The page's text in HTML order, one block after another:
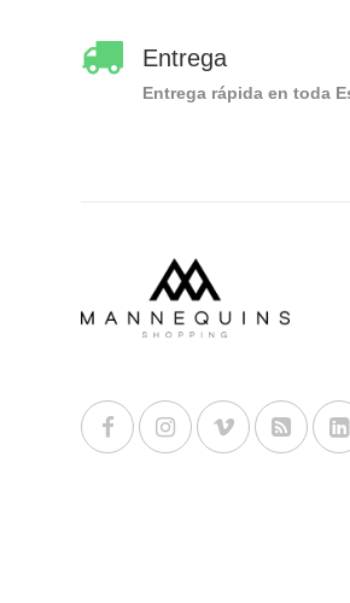
Entrega
Entrega rápida en toda